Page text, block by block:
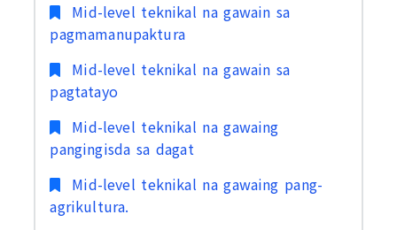
Mid-level teknikal na gawain sa
pagmamanupaktura
Mid-level teknikal na gawain sa
pagtatayo
Mid-level teknikal na gawaing
pangingisda sa dagat
Mid-level teknikal na gawaing pang-
agrikultura.